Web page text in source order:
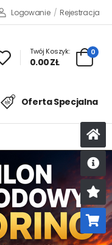
Logowanie / Rejestracja
Twój Koszyk:
0.00 ZŁ
0
Oferta Specjalna